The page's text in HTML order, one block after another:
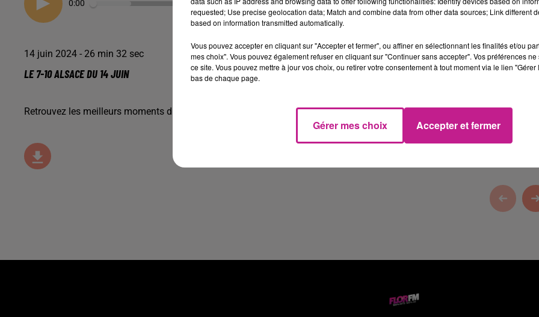
0:00 26 min 32
14 juin 2024 - 26 min 32 sec
LE 7-10 ALSACE DU 14 JUIN
Retrouvez les meilleurs moments du 7-10 Alsace avec , votre façadier dans le Haut-Rhin.
requested; Use precise geolocation data; Match and combine data from other data sources; Link different
based on information transmitted automatically.
Vous pouvez accepter en cliquant sur "Accepter et fermer", ou affiner en sélectionnant les finalités et/ou
mes choix". Vous pouvez également refuser en cliquant sur "Continuer sans accepter". Vos préférences
ce site. Vous pouvez mettre à jour vos choix, ou retirer votre consentement à tout moment via le lien
bas de chaque page.
Gérer mes choix Accepter et fermer